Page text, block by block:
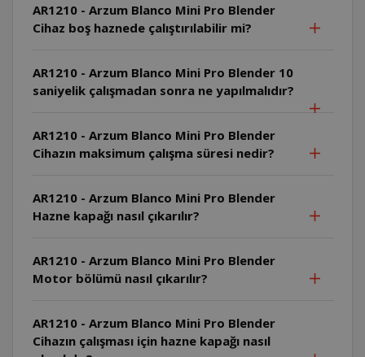
AR1210 - Arzum Blanco Mini Pro Blender
Cihaz boş haznede çalıştırılabilir mi?
AR1210 - Arzum Blanco Mini Pro Blender 10
saniyelik çalışmadan sonra ne yapılmalıdır?
AR1210 - Arzum Blanco Mini Pro Blender
Cihazın maksimum çalışma süresi nedir?
AR1210 - Arzum Blanco Mini Pro Blender
Hazne kapağı nasıl çıkarılır?
AR1210 - Arzum Blanco Mini Pro Blender
Motor bölümü nasıl çıkarılır?
AR1210 - Arzum Blanco Mini Pro Blender
Cihazın çalışması için hazne kapağı nasıl